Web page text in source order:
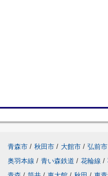
青森市 / 秋田市 / 大館市 / 弘前市
奥羽本線 / 青い森鉄道 / 花輪線 /